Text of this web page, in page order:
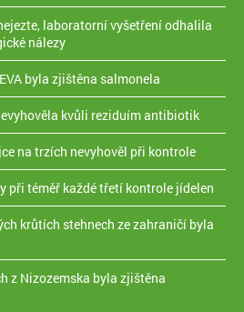
laboratorní vyšetření odhalila
nálezy
byla zjištěna salmonela
kvůli reziduím antibiotik
na trzích nevyhověl při kontrole
při téměř každé třetí kontrole jídelen
krůtích stehnech ze zahraničí byla
z Nizozemska byla zjištěna